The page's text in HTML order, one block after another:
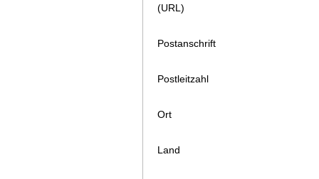
(URL)
Postanschrift
Postleitzahl
Ort
Land